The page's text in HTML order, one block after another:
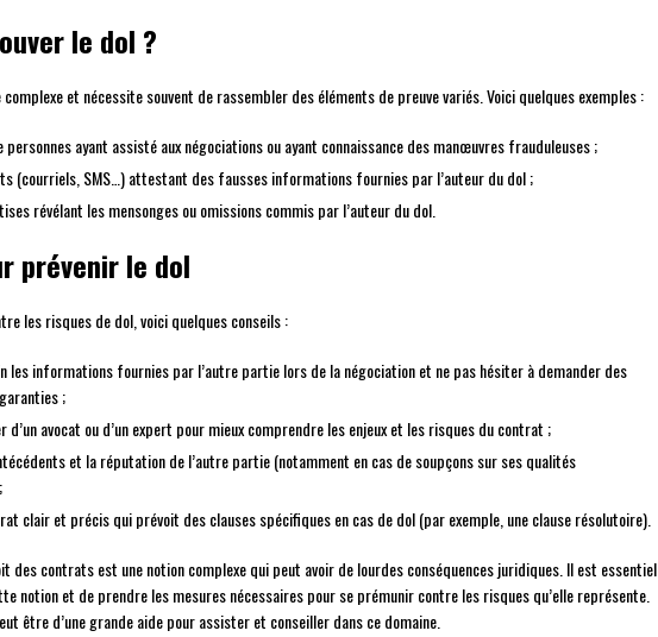
le dol ?
et nécessite souvent de rassembler des éléments de preuve variés. Voici quelques exemples :
personnes ayant assisté aux négociations ou ayant connaissance des manœuvres frauduleuses ;
(courriels, SMS…) attestant des fausses informations fournies par l’auteur du dol ;
révélant les mensonges ou omissions commis par l’auteur du dol.
prévenir le dol
les risques de dol, voici quelques conseils :
les informations fournies par l’autre partie lors de la négociation et ne pas hésiter à demander des
;
avocat ou d’un expert pour mieux comprendre les enjeux et les risques du contrat ;
et la réputation de l’autre partie (notamment en cas de soupçons sur ses qualités
clair et précis qui prévoit des clauses spécifiques en cas de dol (par exemple, une clause résolutoire).
des contrats est une notion complexe qui peut avoir de lourdes conséquences juridiques. Il est essentiel
notion et de prendre les mesures nécessaires pour se prémunir contre les risques qu’elle représente.
être d’une grande aide pour assister et conseiller dans ce domaine.